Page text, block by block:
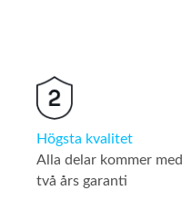
Högsta kvalitet
Alla delar kommer med
två års garanti